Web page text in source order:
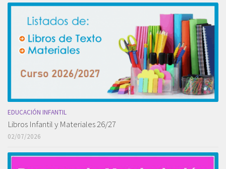
EDUCACIÓN INFANTIL
Libros Infantil y Materiales 26/27
02/07/2026